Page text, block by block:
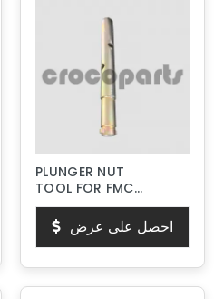
PLUNGER NUT
TOOL FOR FMC
BEAN L SERIES
PISTON PUMPS
احصل على عرض